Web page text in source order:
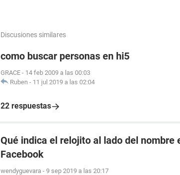
Discusiones similares
como buscar personas en hi5
GRACE - 14 feb 2009 a las 00:03
Ruben - 11 jul 2019 a las 02:04
22 respuestas
Qué indica el relojito al lado del nombre
Facebook
wendyguevara - 9 sep 2019 a las 20:17